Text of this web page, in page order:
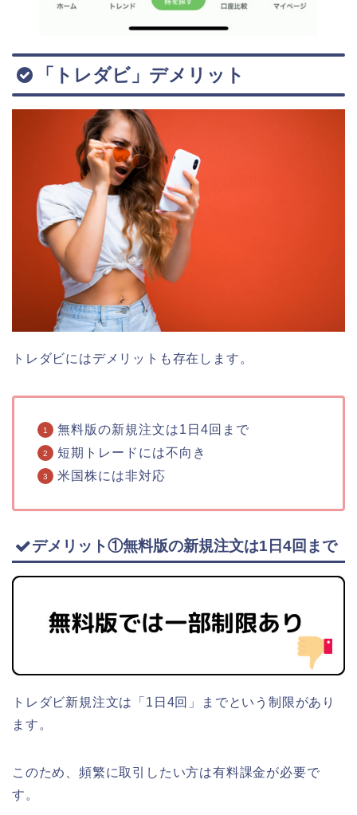
「トレダビ」デメリット
トレダビにはデメリットも存在します。
無料版の新規注文は1日4回まで
短期トレードには不向き
米国株には非対応
デメリット①無料版の新規注文は1日4回まで
トレダビ新規注文は「1日4回」までという制限があり
ます。
このため、頻繁に取引したい方は有料課金が必要で
す。